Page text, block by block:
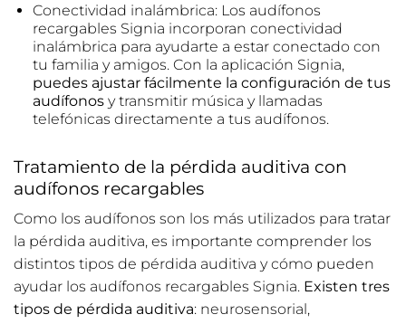
Conectividad inalámbrica: Los audífonos
recargables Signia incorporan conectividad
inalámbrica para ayudarte a estar conectado con
tu familia y amigos. Con la aplicación Signia,
puedes ajustar fácilmente la configuración de tus
audífonosy transmitir música y llamadas
telefónicas directamente a tus audífonos.
Tratamiento de la pérdida auditiva con
audífonos recargables
Como los audífonos son los más utilizados para tratar
la pérdida auditiva, es importante comprender los
distintos tipos de pérdida auditiva y cómo pueden
ayudar los audífonos recargables Signia. Existen tres
tipos de pérdida auditiva: neurosensorial,